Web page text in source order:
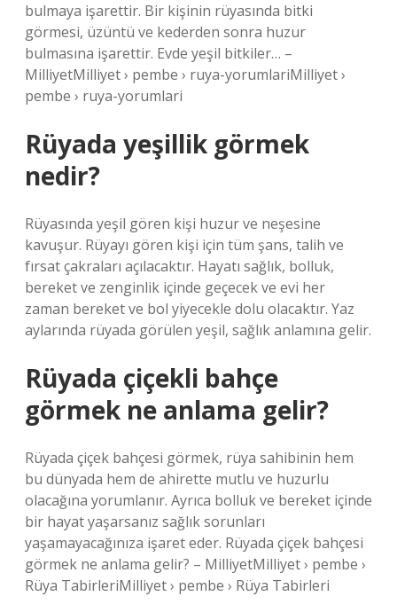
bulmaya işarettir. Bir kişinin rüyasında bitki
görmesi, üzüntü ve kederden sonra huzur
bulmasına işarettir. Evde yeşil bitkiler… –
MilliyetMilliyet › pembe › ruya-yorumlariMilliyet ›
pembe › ruya-yorumlari
Rüyada yeşillik görmek
nedir?
Rüyasında yeşil gören kişi huzur ve neşesine
kavuşur. Rüyayı gören kişi için tüm şans, talih ve
fırsat çakraları açılacaktır. Hayatı sağlık, bolluk,
bereket ve zenginlik içinde geçecek ve evi her
zaman bereket ve bol yiyecekle dolu olacaktır. Yaz
aylarında rüyada görülen yeşil, sağlık anlamına gelir.
Rüyada çiçekli bahçe
görmek ne anlama gelir?
Rüyada çiçek bahçesi görmek, rüya sahibinin hem
bu dünyada hem de ahirette mutlu ve huzurlu
olacağına yorumlanır. Ayrıca bolluk ve bereket içinde
bir hayat yaşarsanız sağlık sorunları
yaşamayacağınıza işaret eder. Rüyada çiçek bahçesi
görmek ne anlama gelir? – MilliyetMilliyet › pembe ›
Rüya TabirleriMilliyet › pembe › Rüya Tabirleri